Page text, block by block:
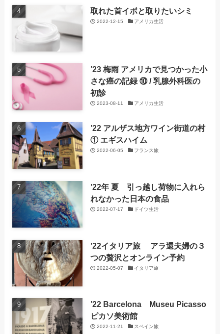
取れた首イボと取りたいシミ
2022-12-15 アメリカ生活
’23 梅雨 アメリカで見つかった小
さな癌の記録 ⑩ / 乳腺外科医の
初診
2023-08-11 アメリカ生活
’22 アルザス地方ワイン街道の村
① エギスハイム
2022-06-05 フランス旅
’22年 夏 引っ越し荷物に入れら
れなかった日本の食品
2022-07-17 ドイツ生活
’22イタリア旅 アラ還夫婦の３
つの贅沢とオンライン予約
2022-05-07 イタリア旅
’22 Barcelona Museu Picasso
ピカソ美術館
2022-11-21 スペイン旅